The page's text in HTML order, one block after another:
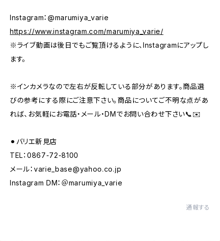
Instagram：@marumiya_varie
https://www.instagram.com/marumiya_varie/
※ライブ動画は後日でもご覧頂けるように、Instagramにアップし
ます。
※インカメラなので左右が反転している部分があります。商品選
びの参考にする際にご注意下さい。商品についてご不明な点があ
れば、お気軽にお電話・メール・DMでお問い合わせ下さい📞✉️
⚫︎バリエ新見店
TEL：0867-72-8100
メール： varie_base@yahoo.co.jp
Instagram DM：＠marumiya_varie
通報する